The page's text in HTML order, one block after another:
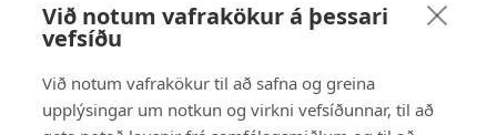
Við notum vafrakökur á þessari
vefsíðu
Við notum vafrakökur til að safna og greina
upplýsingar um notkun og virkni vefsíðunnar, til að
Starfsmannavefur
Hafðu samband